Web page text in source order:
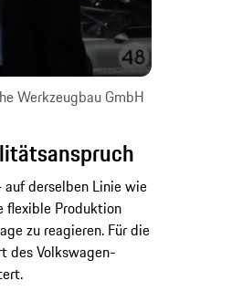
Werkzeugbau GmbH
derselben Linie wie
flexible Produktion
zu reagieren. Für die
des Volkswagen-